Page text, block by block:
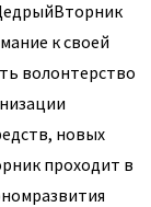
к своей
волонтерство
новых
проходит в